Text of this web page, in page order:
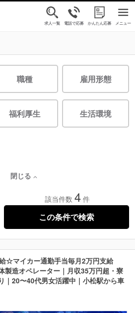
求人一覧 電話で応募 かんたん応募 メニュー
職種 雇用形態
福利厚生 生活環境
閉じる
該当件数4 件
☆マイカー通勤手当毎月2万円支給
造オペレーター｜月収35万円超・寮
｜20〜40代男女活躍中｜小松駅から車